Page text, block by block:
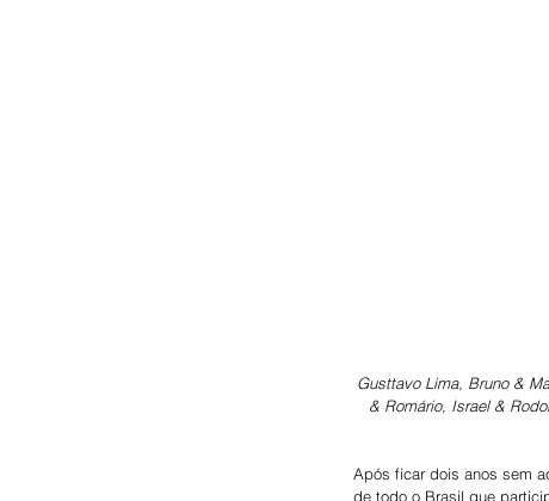
Gusttavo Lima, Bruno &
& Romário, Israel &
Após ficar dois anos sem
de todo o Brasil que